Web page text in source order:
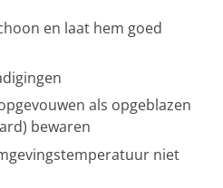
en laat hem goed
als opgeblazen
bewaren
niet